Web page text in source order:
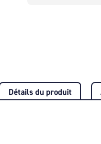
Détails du produit